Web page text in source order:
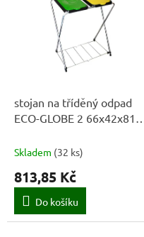
stojan na tříděný odpad
ECO-GLOBE 2 66x42x81cm
Skladem (32 ks)
813,85 Kč
Do košíku